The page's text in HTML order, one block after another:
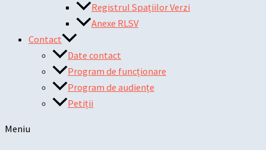
Registrul Spațiilor Verzi
Anexe RLSV
Contact
Date contact
Program de funcționare
Program de audiențe
Petiții
Meniu